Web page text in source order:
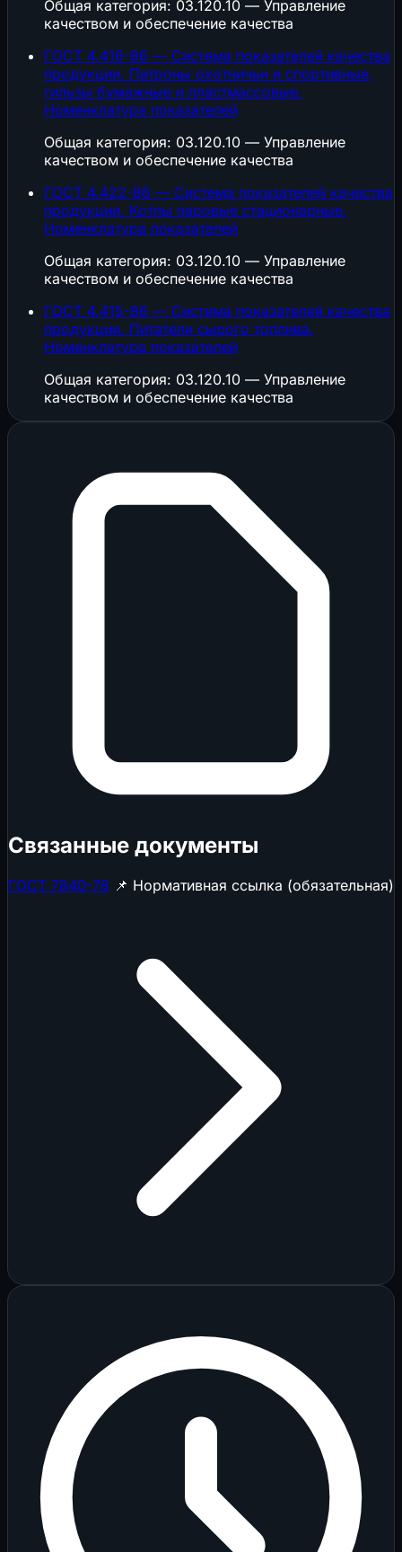
Общая категория: 03.120.10 — Управление
качеством и обеспечение качества
ГОСТ 4.416-86 — Система показателей качества
продукции. Патроны охотничьи и спортивные,
гильзы бумажные и пластмассовые.
Номенклатура показателей
Общая категория: 03.120.10 — Управление
качеством и обеспечение качества
ГОСТ 4.422-86 — Система показателей качества
продукции. Котлы паровые стационарные.
Номенклатура показателей
Общая категория: 03.120.10 — Управление
качеством и обеспечение качества
ГОСТ 4.415-86 — Система показателей качества
продукции. Питатели сырого топлива.
Номенклатура показателей
Общая категория: 03.120.10 — Управление
качеством и обеспечение качества
Связанные документы
ГОСТ 7840-78 📌 Нормативная ссылка (обязательная)